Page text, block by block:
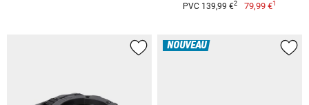
PVC 139,99 €2 79,99 €1
NOUVEAU